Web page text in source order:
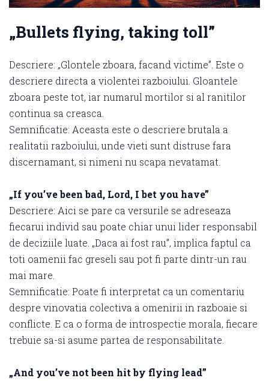
„Bullets flying, taking toll”
Descriere: „Glontele zboara, facand victime”. Este o
descriere directa a violentei razboiului. Gloantele
zboara peste tot, iar numarul mortilor si al ranitilor
continua sa creasca.
Semnificatie: Aceasta este o descriere brutala a
realitatii razboiului, unde vieti sunt distruse fara
discernamant, si nimeni nu scapa nevatamat.
„If you’ve been bad, Lord, I bet you have”
Descriere: Aici se pare ca versurile se adreseaza
fiecarui individ sau poate chiar unui lider responsabil
de deciziile luate. „Daca ai fost rau”, implica faptul ca
toti oamenii fac greseli sau pot fi parte dintr-un rau
mai mare.
Semnificatie: Poate fi interpretat ca un comentariu
despre vinovatia colectiva a omenirii in razboaie si
conflicte. E ca o forma de introspectie morala, fiecare
trebuie sa-si asume partea de responsabilitate.
„And you’ve not been hit by flying lead”